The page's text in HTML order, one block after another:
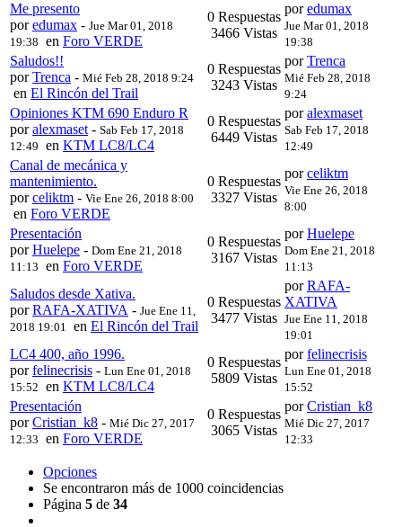
Me presento
poredumax - Jue Mar 01, 2018
19:38 en Foro VERDE
0 Respuestas
3466 Vistas
poredumax
Jue Mar 01, 2018
19:38
Saludos!!
porTrenca - Mié Feb 28, 2018 9:24
en El Rincón del Trail
0 Respuestas
3243 Vistas
porTrenca
Mié Feb 28, 2018
9:24
Opiniones KTM 690 Enduro R
poralexmaset - Sab Feb 17, 2018
12:49 en KTM LC8/LC4
0 Respuestas
6449 Vistas
poralexmaset
Sab Feb 17, 2018
12:49
Canal de mecánica y
mantenimiento.
porceliktm - Vie Ene 26, 2018 8:00
en Foro VERDE
0 Respuestas
3327 Vistas
porceliktm
Vie Ene 26, 2018
8:00
Presentación
porHuelepe - Dom Ene 21, 2018
11:13 en Foro VERDE
0 Respuestas
3167 Vistas
porHuelepe
Dom Ene 21, 2018
11:13
Saludos desde Xativa.
porRAFA-XATIVA - Jue Ene 11,
2018 19:01
en El Rincón del Trail
0 Respuestas
3477 Vistas
porRAFA-
XATIVA
Jue Ene 11, 2018
19:01
LC4 400, año 1996.
porfelinecrisis - Lun Ene 01, 2018
15:52 en KTM LC8/LC4
0 Respuestas
5809 Vistas
porfelinecrisis
Lun Ene 01, 2018
15:52
Presentación
porCristian_k8 - Mié Dic 27, 2017
12:33 en Foro VERDE
0 Respuestas
3065 Vistas
porCristian_k8
Mié Dic 27, 2017
12:33
Opciones
Se encontraron más de 1000 coincidencias
Página 5 de 34